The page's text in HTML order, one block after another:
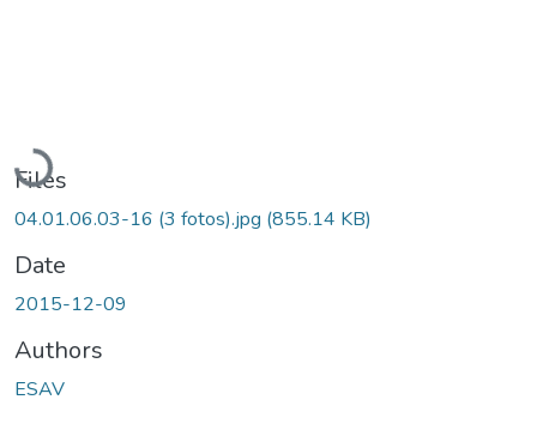
Loading...
Files
04.01.06.03-16 (3 fotos).jpg (855.14 KB)
Date
2015-12-09
Authors
ESAV